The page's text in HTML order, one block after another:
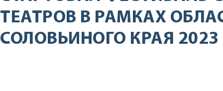
ТЕАТРОВ В РАМКАХ
СОЛОВЬИНОГО КРАЯ 2023